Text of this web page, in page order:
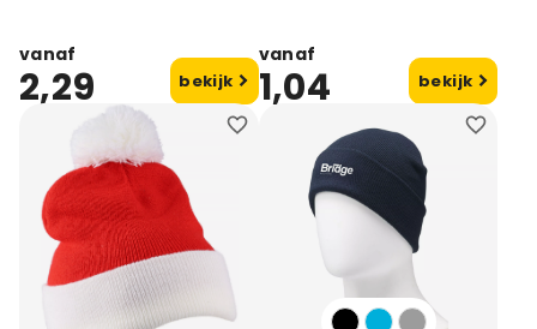
vanaf
2,29 bekijk
vanaf
1,04 bekijk